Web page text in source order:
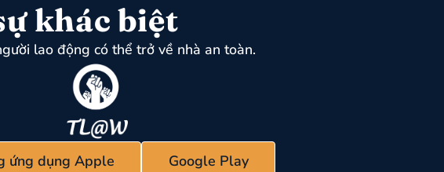
khác biệt
lao động có thể trở về nhà an toàn.
ứng dụng Apple Google Play